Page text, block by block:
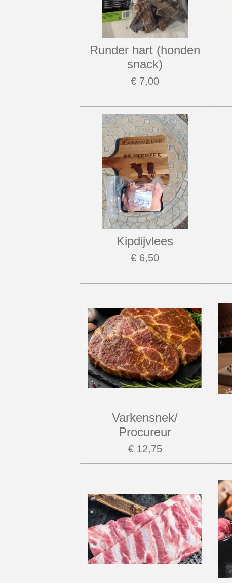
Runder hart (honden
snack)
€ 7,00
Kipdijvlees
€ 6,50
Varkensnek/
Procureur
€ 12,75